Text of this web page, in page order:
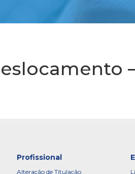
Profissional
Alteração de Titulação